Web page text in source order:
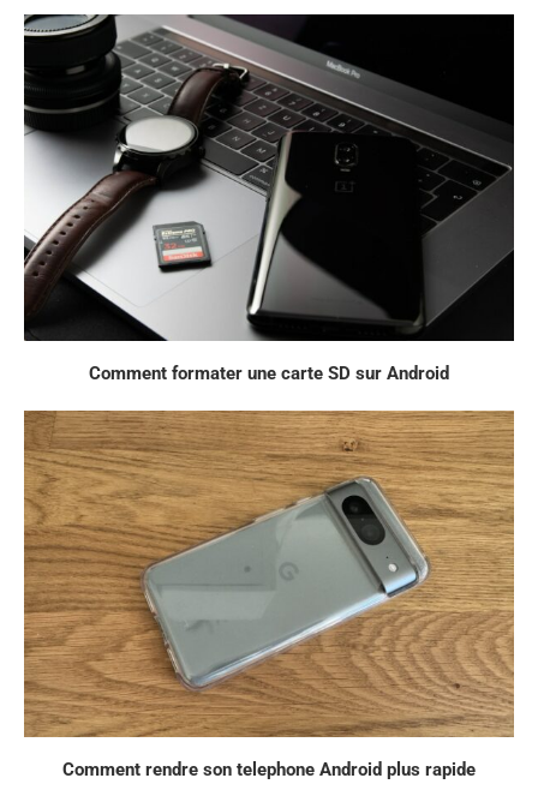
Comment formater une carte SD sur Android
Comment rendre son telephone Android plus rapide